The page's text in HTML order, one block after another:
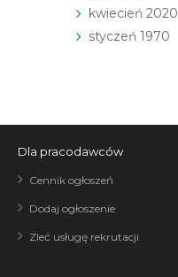
kwiecień 2020
styczeń 1970
Dla pracodawców
Cennik ogłoszeń
Dodaj ogłoszenie
Zleć usługę rekrutacji